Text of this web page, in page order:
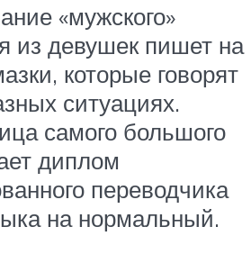
«мужского»
из девушек пишет на
которые говорят
ситуациях.
самого большого
диплом
переводчика
на нормальный.